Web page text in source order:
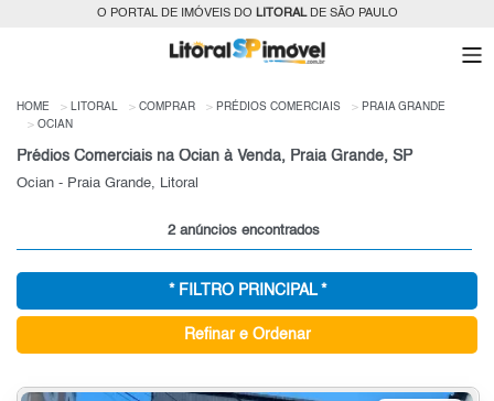
O PORTAL DE IMÓVEIS DO LITORALDE SÃO PAULO
HOME LITORAL COMPRAR PRÉDIOS COMERCIAIS
PRAIA GRANDE
OCIAN
Prédios Comerciais na Ocian à Venda, Praia Grande, SP
Ocian - Praia Grande, Litoral
2 anúncios encontrados
* FILTRO PRINCIPAL *
Refinar e Ordenar